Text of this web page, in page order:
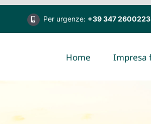
Per urgenze: +39 347 2600223
Home Impresa